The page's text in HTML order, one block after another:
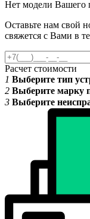
Нет модели Вашего
Оставьте нам свой
свяжется с Вами в
Расчет стоимости
1 Выберите тип
2 Выберите марку
3 Выберите